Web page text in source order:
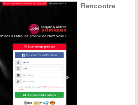
Rencontre